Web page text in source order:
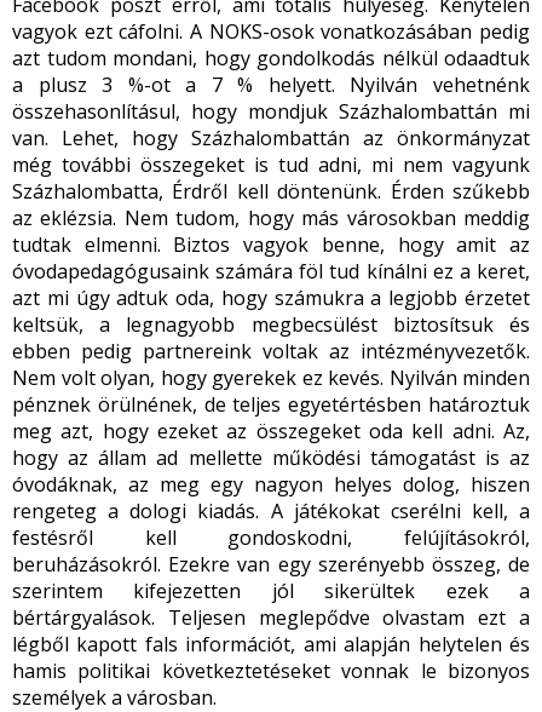
vagyok ezt cáfolni. A NOKS-osok vonatkozásában pedig
azt tudom mondani, hogy gondolkodás nélkül odaadtuk
a plusz 3 %-ot a 7 % helyett. Nyilván vehetnénk
összehasonlításul, hogy mondjuk Százhalombattán mi
van. Lehet, hogy Százhalombattán az önkormányzat
még további összegeket is tud adni, mi nem vagyunk
Százhalombatta, Érdről kell döntenünk. Érden szűkebb
az eklézsia. Nem tudom, hogy más városokban meddig
tudtak elmenni. Biztos vagyok benne, hogy amit az
óvodapedagógusaink számára föl tud kínálni ez a keret,
azt mi úgy adtuk oda, hogy számukra a legjobb érzetet
keltsük, a legnagyobb megbecsülést biztosítsuk és
ebben pedig partnereink voltak az intézményvezetők.
Nem volt olyan, hogy gyerekek ez kevés. Nyilván minden
pénznek örülnének, de teljes egyetértésben határoztuk
meg azt, hogy ezeket az összegeket oda kell adni. Az,
hogy az állam ad mellette működési támogatást is az
óvodáknak, az meg egy nagyon helyes dolog, hiszen
rengeteg a dologi kiadás. A játékokat cserélni kell, a
festésről kell gondoskodni, felújításokról,
beruházásokról. Ezekre van egy szerényebb összeg, de
szerintem kifejezetten jól sikerültek ezek a
bértárgyalások. Teljesen meglepődve olvastam ezt a
légből kapott fals információt, ami alapján helytelen és
hamis politikai következtetéseket vonnak le bizonyos
személyek a városban.